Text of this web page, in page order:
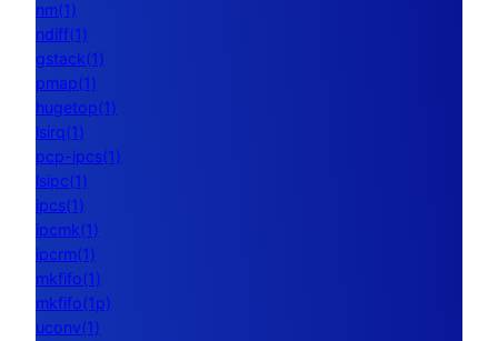
nm(1)
ndiff(1)
gstack(1)
pmap(1)
hugetop(1)
lsirq(1)
pcp-ipcs(1)
lsipc(1)
ipcs(1)
ipcmk(1)
ipcrm(1)
mkfifo(1)
mkfifo(1p)
uconv(1)